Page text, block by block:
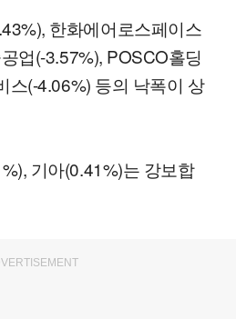
한화에어로스페이스
업(-3.57%), POSCO홀딩
스(-4.06%) 등의 낙폭이 상
기아(0.41%)는 강보합